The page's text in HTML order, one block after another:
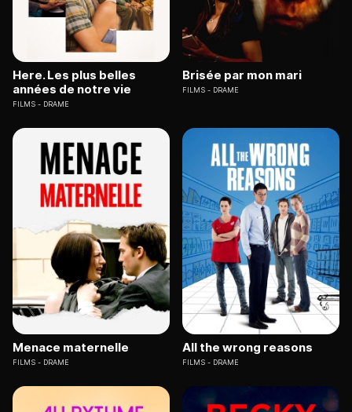
Here. Les plus belles
années de notre vie
FILMS DRAME
Brisée par mon mari
FILMS DRAME
Menace maternelle
FILMS DRAME
All the wrong reasons
FILMS DRAME